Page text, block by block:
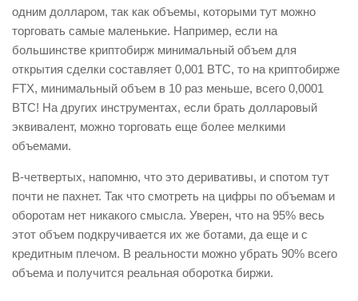
одним долларом, так как объемы, которыми тут можно
торговать самые маленькие. Например, если на
большинстве криптобирж минимальный объем для
открытия сделки составляет 0,001 BTC, то на криптобирже
FTX, минимальный объем в 10 раз меньше, всего 0,0001
BTC! На других инструментах, если брать долларовый
эквивалент, можно торговать еще более мелкими
объемами.
В-четвертых, напомню, что это деривативы, и спотом тут
почти не пахнет. Так что смотреть на цифры по объемам и
оборотам нет никакого смысла. Уверен, что на 95% весь
этот объем подкручивается их же ботами, да еще и с
кредитным плечом. В реальности можно убрать 90% всего
объема и получится реальная оборотка биржи.